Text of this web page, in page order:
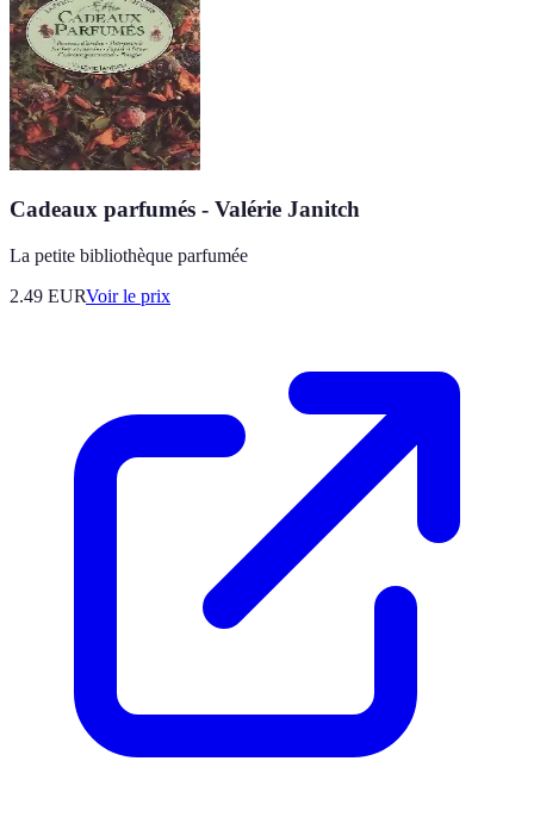
Cadeaux parfumés - Valérie Janitch
La petite bibliothèque parfumée
2.49 EURVoir le prix